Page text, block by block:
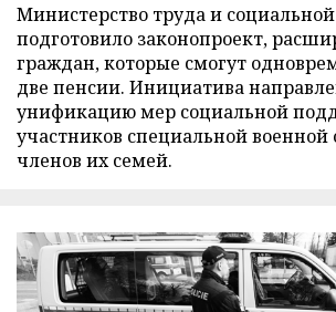
Министерство труда и
подготовило законопроект,
граждан, которые смогут
две пенсии. Инициатива
унификацию мер социальной
участников специальной
членов их семей.